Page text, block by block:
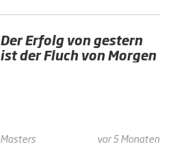
Der Erfolg von gestern
ist der Fluch von Morgen
Masters vor 5 Monaten